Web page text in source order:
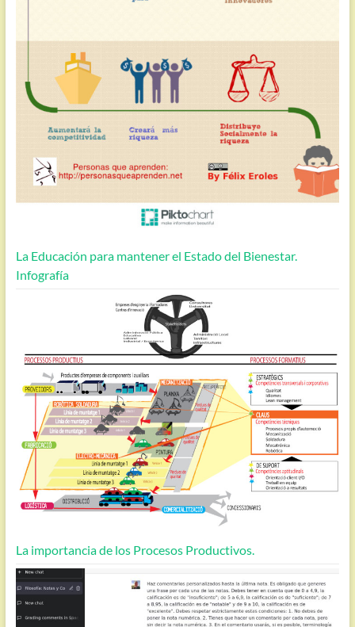
La Educación para mantener el Estado del Bienestar.
Infografía
La importancia de los Procesos Productivos.